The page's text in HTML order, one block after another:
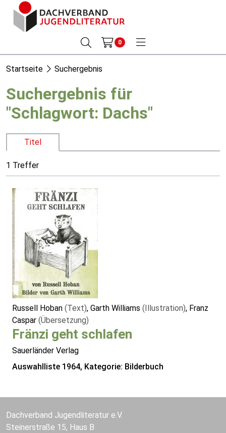
0
Startseite Suchergebnis
Suchergebnis für
"Schlagwort: Dachs"
Titel
1 Treffer
Russell Hoban (Text), Garth Williams (Illustration), Franz
Caspar (Übersetzung)
Fränzi geht schlafen
Sauerländer Verlag
Auswahlliste 1964, Kategorie: Bilderbuch
Dachverband Jugendliteratur e.V.
Steinerstraße 15, Haus B